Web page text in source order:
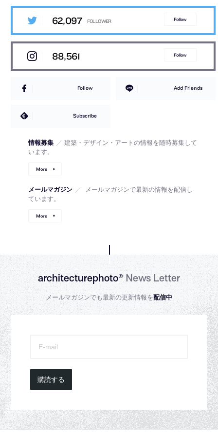
62,097 Follow
88,561 Follow
Follow Add Friends
Subscribe
情報募集 ／ 建築・デザイン・アートの情報を随時募集して
います。
More
メールマガジン ／
メールマガジンで最新の情報を配信し
ています。
More
architecturephoto®News Letter
メールマガジンでも最新の更新情報を配信中
購読する